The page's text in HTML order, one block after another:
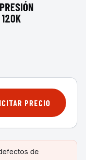
PRECIO
de